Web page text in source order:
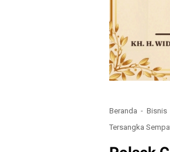
Beranda Bisnis
Tersangka